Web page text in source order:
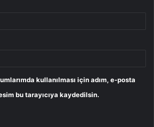
kullanılması için adım, e-posta
bu tarayıcıya kaydedilsin.